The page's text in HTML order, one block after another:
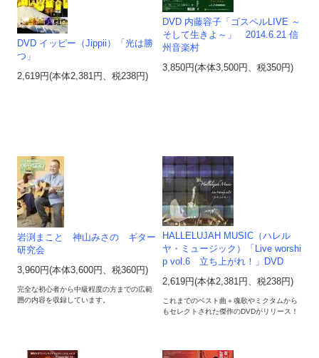
DVD イッピー（Jippii）「光は勝
つ」
2,619円(本体2,381円、税238円)
DVD 内藤容子「ゴスペルLIVE ～
そして生きよ～」 2014.6.21 信
州音楽村
3,850円(本体3,500円、税350円)
岩渕まこと 神山みさの ギター
研究会
3,960円(本体3,600円、税360円)
完全な初心者から中級程度の方までの広範
囲の内容を収録しています。
HALLELUJAH MUSIC（ハレル
ヤ・ミュージック）「Live worshi
p vol.6 立ち上がれ！」DVD
2,619円(本体2,381円、税238円)
これまでのベスト曲＋魂歌やミクタムから
もセレクトされた傑作のDVDがリリース！